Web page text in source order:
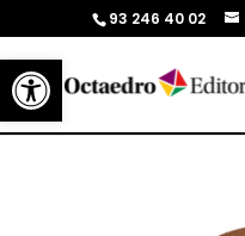
Abrir barra de herramientas
93 246 40 02